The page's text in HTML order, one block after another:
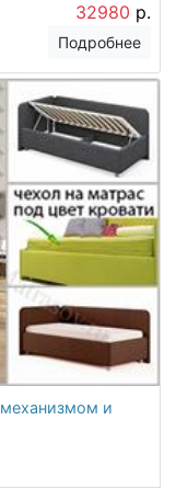
32980 р.
Подробнее
и